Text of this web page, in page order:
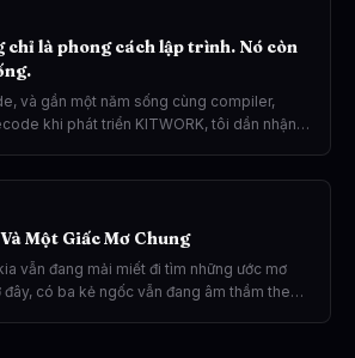
là phong cách lập trình. Nó còn
và gần một năm sống cùng compiler,
khi phát triển KITWORK, tôi dần nhận
Một Giấc Mơ Chung
vẫn đang mải miết đi tìm những ước mơ
đây, có ba kẻ ngốc vẫn đang âm thầm theo